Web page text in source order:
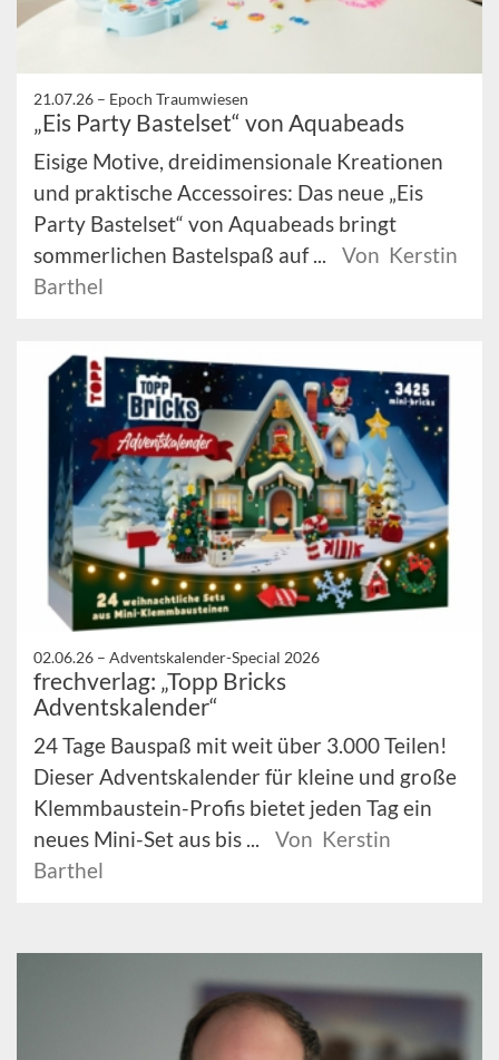
21.07.26 – Epoch Traumwiesen
„Eis Party Bastelset“ von Aquabeads
Eisige Motive, dreidimensionale Kreationen
und praktische Accessoires: Das neue „Eis
Party Bastelset“ von Aquabeads bringt
sommerlichen Bastelspaß auf ...
Von Kerstin
Barthel
02.06.26 – Adventskalender-Special 2026
frechverlag: „Topp Bricks
Adventskalender“
24 Tage Bauspaß mit weit über 3.000 Teilen!
Dieser Adventskalender für kleine und große
Klemmbaustein-Profis bietet jeden Tag ein
neues Mini-Set aus bis ...
Von Kerstin
Barthel